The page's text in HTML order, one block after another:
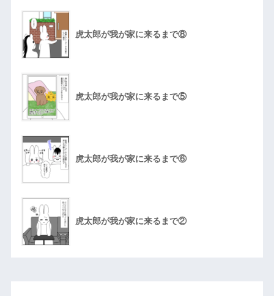
虎太郎が我が家に来るまで⑧
虎太郎が我が家に来るまで⑤
虎太郎が我が家に来るまで⑥
虎太郎が我が家に来るまで②